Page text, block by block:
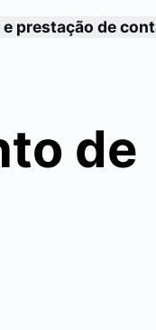
prestação de
de